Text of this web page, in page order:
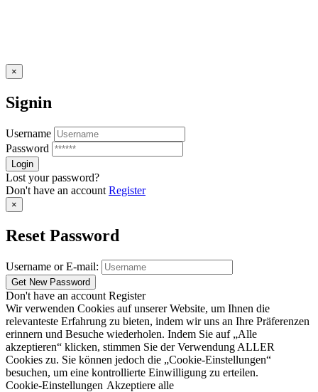
×
Signin
Username
Password
Lost your password?
Don't have an account Register
×
Reset Password
Username or E-mail:
Don't have an account Register
Wir verwenden Cookies auf unserer Website, um Ihnen die
relevanteste Erfahrung zu bieten, indem wir uns an Ihre Präferenzen
erinnern und Besuche wiederholen. Indem Sie auf „Alle
akzeptieren“ klicken, stimmen Sie der Verwendung ALLER
Cookies zu. Sie können jedoch die „Cookie-Einstellungen“
besuchen, um eine kontrollierte Einwilligung zu erteilen.
Cookie-Einstellungen Akzeptiere alle